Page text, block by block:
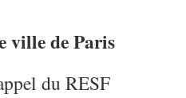
ville de Paris
du RESF